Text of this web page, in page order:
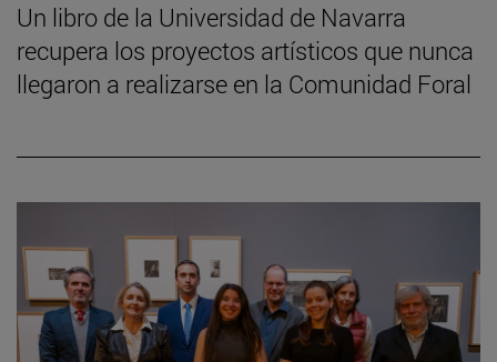
Un libro de la Universidad de Navarra
recupera los proyectos artísticos que nunca
llegaron a realizarse en la Comunidad Foral